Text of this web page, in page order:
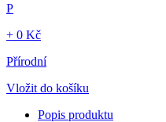
P
+ 0 Kč
Přírodní
Vložit do košíku
Popis produktu